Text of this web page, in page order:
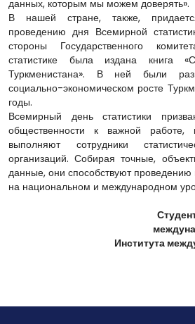
данных, которым мы можем доверять».
В нашей стране, также,
проведению дня Всемирной
стороны Государственного
статистике была издана книга
Туркменистана». В ней были
социально-экономическом росте
годы.
Всемирный день статистики
общественности к важной работе,
выполняют сотрудники
организаций. Собирая точные,
данные, они способствуют проведению
на национальном и международном
Института